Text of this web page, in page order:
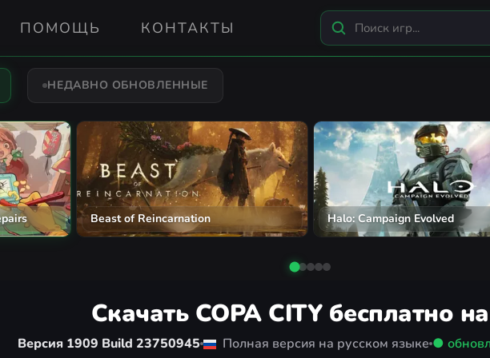
ПОМОЩЬ КОНТАКТЫ
НЕДАВНО ОБНОВЛЕННЫЕ
The Mound: Omen of Cthulhu Assassin's Creed Black Flag
Скачать COPA CITY бесплатно
Версия 1909 Build 23750945 Полная версия на русском языке ●